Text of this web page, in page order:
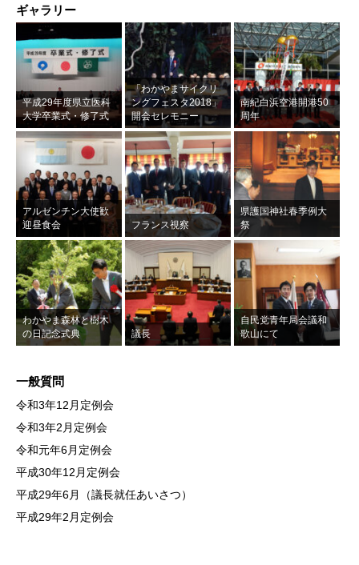
ギャラリー
平成29年度県立医科
大学卒業式・修了式
「わかやまサイクリ
ングフェスタ2018」
開会セレモニー
南紀白浜空港開港50
周年
アルゼンチン大使歓
迎昼食会
フランス視察
県護国神社春季例大
祭
わかやま森林と樹木
の日記念式典
議長
自民党青年局会議和
歌山にて
一般質問
令和3年12月定例会
令和3年2月定例会
令和元年6月定例会
平成30年12月定例会
平成29年6月（議長就任あいさつ）
平成29年2月定例会